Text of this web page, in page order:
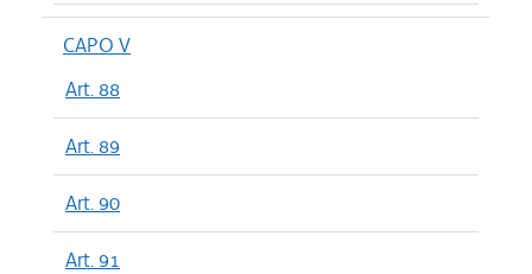
CAPO V
Art. 88
Art. 89
Art. 90
Art. 91